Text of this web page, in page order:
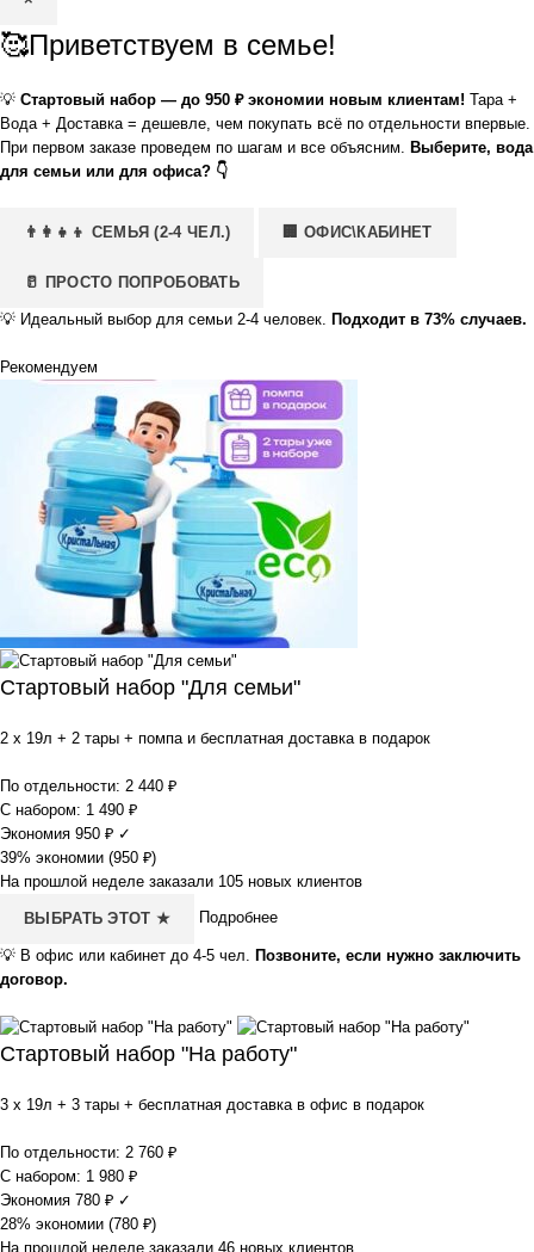
🥰Приветствуем в семье!
💡 Стартовый набор — до 950 ₽ экономии новым клиентам! Тара +
Вода + Доставка = дешевле, чем покупать всё по отдельности впервые.
При первом заказе проведем по шагам и все объясним. Выберите, вода
для семьи или для офиса? 👇
👨‍👩‍👧‍👦 СЕМЬЯ (2-4 ЧЕЛ.) 🏢 ОФИС\КАБИНЕТ
🥛 ПРОСТО ПОПРОБОВАТЬ
💡 Идеальный выбор для семьи 2-4 человек. Подходит в 73% случаев.
Рекомендуем
Стартовый набор "Для семьи"
2 x 19л + 2 тары + помпа и бесплатная доставка в подарок
По отдельности: 2 440 ₽
С набором: 1 490 ₽
Экономия 950 ₽ ✓
39% экономии (950 ₽)
На прошлой неделе заказали 105 новых клиентов
ВЫБРАТЬ ЭТОТ ★ Подробнее
💡 В офис или кабинет до 4-5 чел. Позвоните, если нужно заключить
договор.
Стартовый набор "На работу"
3 x 19л + 3 тары + бесплатная доставка в офис в подарок
По отдельности: 2 760 ₽
С набором: 1 980 ₽
Экономия 780 ₽ ✓
28% экономии (780 ₽)
На прошлой неделе заказали 46 новых клиентов